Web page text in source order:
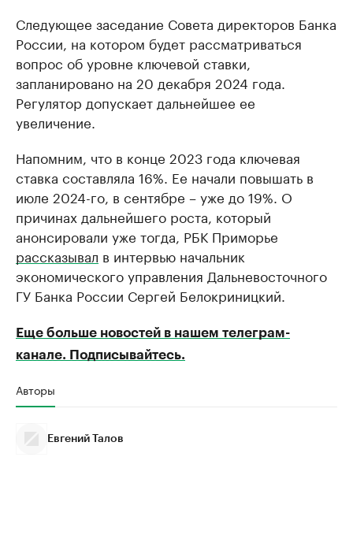
Следующее заседание Совета директоров Банка
России, на котором будет рассматриваться
вопрос об уровне ключевой ставки,
запланировано на 20 декабря 2024 года.
Регулятор допускает дальнейшее ее
увеличение.
Напомним, что в конце 2023 года ключевая
ставка составляла 16%. Ее начали повышать в
июле 2024-го, в сентябре – уже до 19%. О
причинах дальнейшего роста, который
анонсировали уже тогда, РБК Приморье
рассказывал в интервью начальник
экономического управления Дальневосточного
ГУ Банка России Сергей Белокриницкий.
Еще больше новостей в нашем телеграм-
канале. Подписывайтесь.
Авторы
Евгений Талов